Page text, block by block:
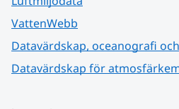
VattenWebb
Datavärdskap, oceanografi
Datavärdskap för